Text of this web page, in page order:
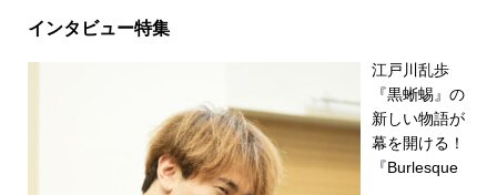
インタビュー特集
江戸川乱歩
『黒蜥蜴』の
新しい物語が
幕を開ける！
『Burlesque